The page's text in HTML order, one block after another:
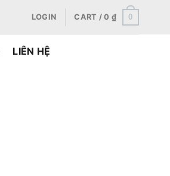
LOGIN CART /0 ₫ 0
LIÊN HỆ